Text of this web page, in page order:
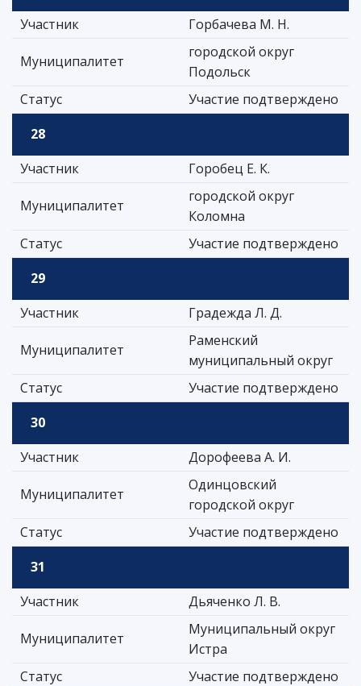
Участник
Горбачева М. Н.
Муниципалитет
городской округ
Подольск
Статус
Участие подтверждено
28
Участник
Горобец Е. К.
Муниципалитет
городской округ
Коломна
Статус
Участие подтверждено
29
Участник
Градежда Л. Д.
Муниципалитет
Раменский
муниципальный округ
Статус
Участие подтверждено
30
Участник
Дорофеева А. И.
Муниципалитет
Одинцовский
городской округ
Статус
Участие подтверждено
31
Участник
Дьяченко Л. В.
Муниципалитет
Муниципальный округ
Истра
Статус
Участие подтверждено